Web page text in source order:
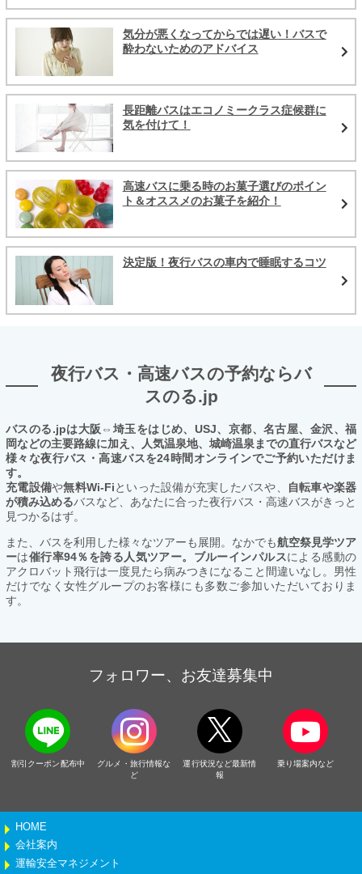
気分が悪くなってからでは遅い！バスで
酔わないためのアドバイス
長距離バスはエコノミークラス症候群に
気を付けて！
高速バスに乗る時のお菓子選びのポイン
ト＆オススメのお菓子を紹介！
決定版！夜行バスの車内で睡眠するコツ
夜行バス・高速バスの予約ならバ
スのる.jp
バスのる.jpは大阪⇔埼玉をはじめ、USJ、京都、名古屋、金沢、福
岡などの主要路線に加え、人気温泉地、城崎温泉までの直行バスなど
様々な夜行バス・高速バスを24時間オンラインでご予約いただけま
す。
充電設備や無料Wi-Fiといった設備が充実したバスや、
自転車や楽器
が積み込めるバスなど、あなたに合った夜行バス・高速バスがきっと
見つかるはず。
また、バスを利用した様々なツアーも展開。なかでも航空祭見学ツア
ーは催行率94％を誇る人気ツアー。ブルーインパルスによる感動の
アクロバット飛行は一度見たら病みつきになること間違いなし。男性
だけでなく女性グループのお客様にも多数ご参加いただいておりま
す。
フォロワー、お友達募集中
割引クーポン配布中
グルメ・旅行情報な
ど
運行状況など最新情
報
乗り場案内など
HOME
会社案内
運輸安全マネジメント